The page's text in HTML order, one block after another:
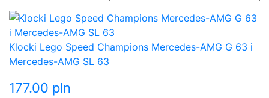
Klocki Lego Speed Champions Mercedes-AMG G 63 i
Mercedes-AMG SL 63
177.00 pln